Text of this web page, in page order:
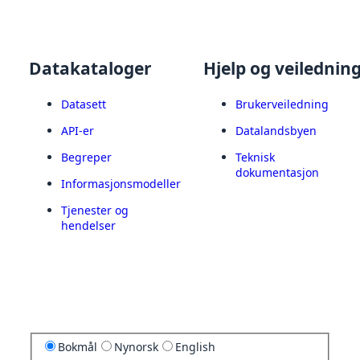
Datakataloger
Datasett
API-er
Begreper
Informasjonsmodeller
Tjenester og
hendelser
Hjelp og
Brukerveiledning
Datalandsbyen
Teknisk
dokumentasjon
Bokmål Nynorsk English